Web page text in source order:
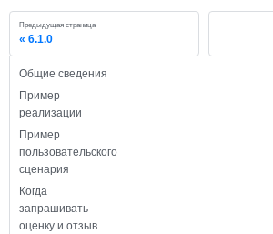
Предыдущая страница
6.1.0
Общие сведения
Пример
реализации
Пример
пользовательского
сценария
Когда
запрашивать
оценку и отзыв